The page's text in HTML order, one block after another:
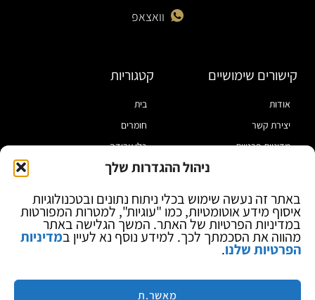
ניהול ההגדרות שלך
באתר זה נעשה שימוש בכלי ניתוח נתונים ובטכנולוגיות
איסוף מידע אוטומטיות, כמו "עוגיות", למטרות המפורטות
במדיניות הפרטיות של האתר. המשך הגלישה באתר
מהווה את הסכמתך לכך. למידע נוסף נא לעיין במדיניות
הפרטיות שלנו.
מאשר.ת
וואצאפ
קישורים שימושיים
אודות
יצירת קשר
מדיניות פרטיות
בלוג
קטגוריות
בית
חומרים
כלי עבודה
מוצרי הלחמה
ספקי כח ומודדים
ציוד אופטי להגדלה
מותגים